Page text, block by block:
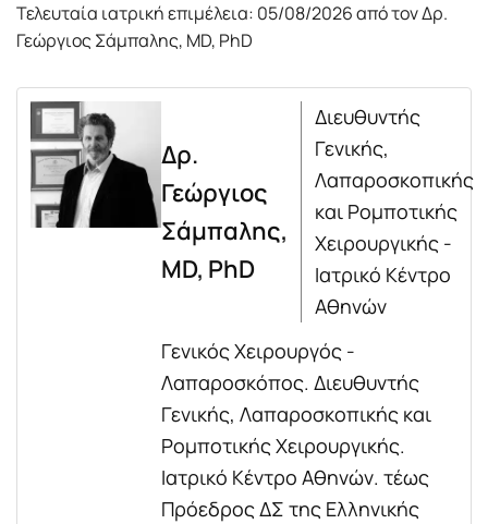
Τελευταία ιατρική επιμέλεια: 05/08/2026 από τον Δρ.
Γεώργιος Σάμπαλης, MD, PhD
Δρ.
Γεώργιος
Σάμπαλης,
MD, PhD
Διευθυντής
Γενικής,
Λαπαροσκοπικής
και Ρομποτικής
Χειρουργικής -
Ιατρικό Κέντρο
Αθηνών
Γενικός Χειρουργός -
Λαπαροσκόπος. Διευθυντής
Γενικής, Λαπαροσκοπικής και
Ρομποτικής Χειρουργικής.
Ιατρικό Κέντρο Αθηνών. τέως
Πρόεδρος ΔΣ της Ελληνικής